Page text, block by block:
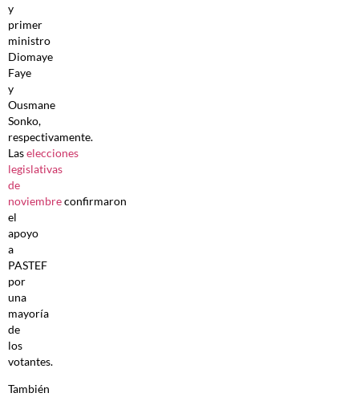
y
primer
ministro
Diomaye
Faye
y
Ousmane
Sonko,
respectivamente.
Laselecciones
legislativas
de
noviembreconfirmaron
el
apoyo
a
PASTEF
por
una
mayoría
de
los
votantes.
También